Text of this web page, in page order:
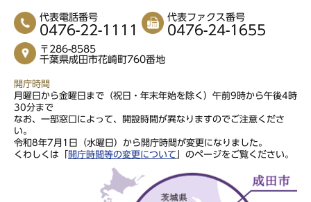
代表電話番号
0476-22-1111
代表ファクス番号
0476-24-1655
〒286-8585
千葉県成田市花崎町760番地
開庁時間
月曜日から金曜日まで（祝日・年末年始を除く）午前9時から午後4時
30分まで
なお、一部窓口によって、開設時間が異なりますのでご注意くださ
い。
令和8年7月1日（水曜日）から開庁時間が変更になりました。
くわしくは「
開庁時間等の変更について 」のページをご覧ください。